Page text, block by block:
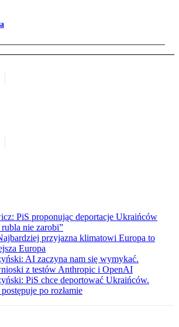
PiS proponując deportacje Ukraińców
rubla nie zarobi”
przyjazna klimatowi Europa to
Europa
AI zaczyna nam się wymykać.
z testów Anthropic i OpenAI
PiS chce deportować Ukraińców.
po rozłamie